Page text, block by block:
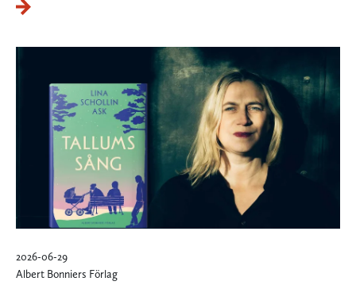
2026-06-29
Albert Bonniers Förlag